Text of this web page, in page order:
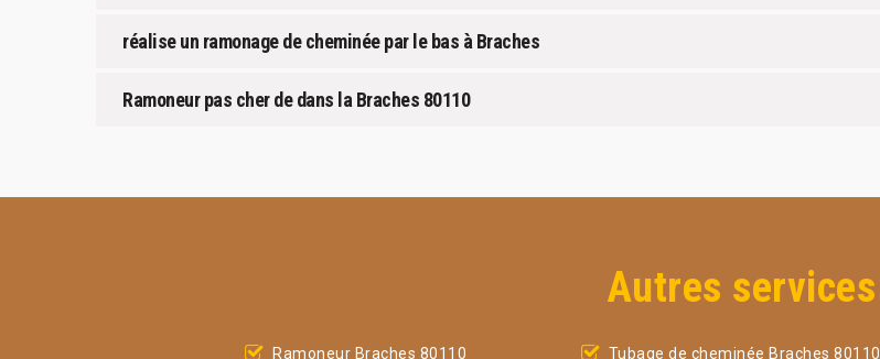
réalise un ramonage de cheminée par le bas à Braches
Ramoneur pas cher de dans la Braches 80110
Autres services
Ramoneur Braches 80110 Tubage de cheminée Braches 80110